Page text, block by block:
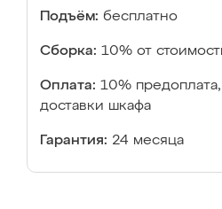
Подъём: бесплатно
Сборка: 10% от
Оплата: 10%
доставки шкафа
Гарантия: 24 месяца